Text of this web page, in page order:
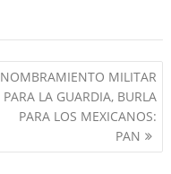
NOMBRAMIENTO MILITAR
PARA LA GUARDIA, BURLA
PARA LOS MEXICANOS:
PAN